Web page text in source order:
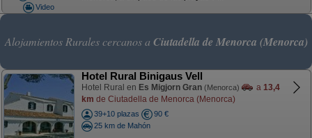
Video
Alojamientos Rurales cercanos a Ciutadella de Menorca (Menorca)
Hotel Rural Binigaus Vell
Hotel Rural en Es Migjorn Gran (Menorca) a 13,4
km de Ciutadella de Menorca (Menorca)
39+10 plazas
90 €
25 km de Mahón